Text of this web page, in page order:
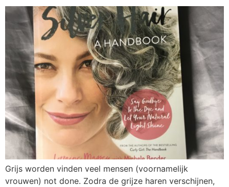
Grijs worden vinden veel mensen (voornamelijk
vrouwen) not done. Zodra de grijze haren verschijnen,